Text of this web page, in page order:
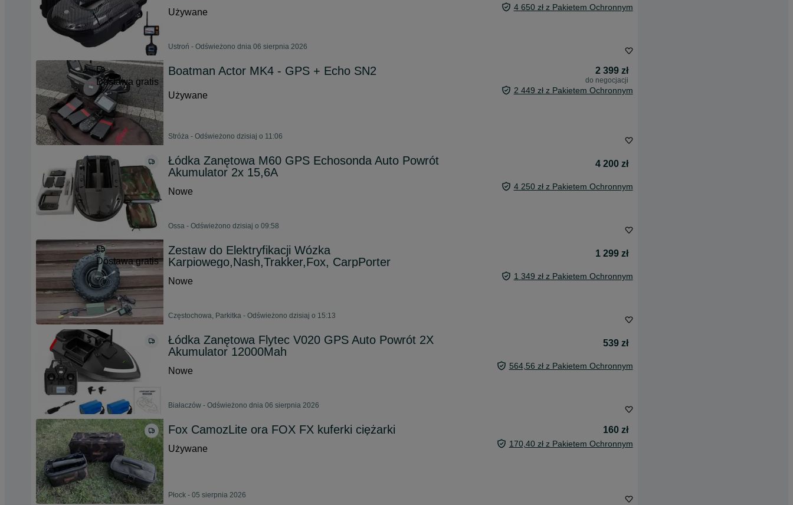
Używane 4 650 zł z Pakietem Ochronnym
Ustroń - Odświeżono dnia 06 sierpnia 2026
Dostawa gratis
Boatman Actor MK4 - GPS + Echo SN2 2 399 zł
do negocjacji
Używane 2 449 zł z Pakietem Ochronnym
Stróża - Odświeżono dzisiaj o 11:06
Łódka Zanętowa M60 GPS Echosonda Auto Powrót
Akumulator 2x 15,6A
4 200 zł
Nowe 4 250 zł z Pakietem Ochronnym
Ossa - Odświeżono dzisiaj o 09:58
Dostawa gratis
Zestaw do Elektryfikacji Wózka
Karpiowego,Nash,Trakker,Fox, CarpPorter
1 299 zł
Nowe 1 349 zł z Pakietem Ochronnym
Częstochowa, Parkitka - Odświeżono dzisiaj o 15:13
Łódka Zanętowa Flytec V020 GPS Auto Powrót 2X
Akumulator 12000Mah
539 zł
Nowe 564,56 zł z Pakietem Ochronnym
Białaczów - Odświeżono dnia 06 sierpnia 2026
Fox CamozLite ora FOX FX kuferki ciężarki
160 zł
Używane
170,40 zł z Pakietem Ochronnym
Płock - 05 sierpnia 2026